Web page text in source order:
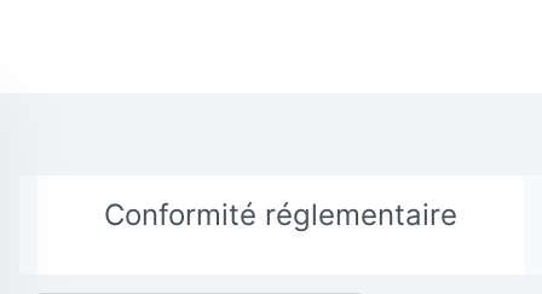
Conformité réglementaire